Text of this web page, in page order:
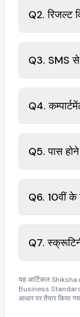
Q2. रिजल्ट
Q3. SMS
Q4.
Q5. पास
Q6. 10वीं के
Q7.
यह आर्टिकल
Business Standard
आधार पर तैयार किया